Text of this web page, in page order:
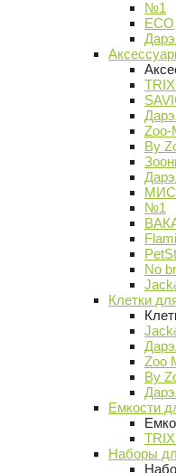
№1
ECO
Zoo-
By
№1
No
Клетки
Zoo
By
Емкости
Наборы